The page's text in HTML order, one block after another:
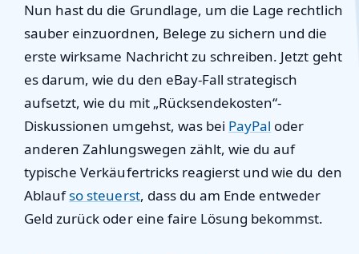
Nun hast du die Grundlage, um die Lage rechtlich
sauber einzuordnen, Belege zu sichern und die
erste wirksame Nachricht zu schreiben. Jetzt geht
es darum, wie du den eBay-Fall strategisch
aufsetzt, wie du mit „Rücksendekosten“-
Diskussionen umgehst, was bei PayPal oder
anderen Zahlungswegen zählt, wie du auf
typische Verkäufertricks reagierst und wie du den
Ablaufso steuerst, dass du am Ende entweder
Geld zurück oder eine faire Lösung bekommst.